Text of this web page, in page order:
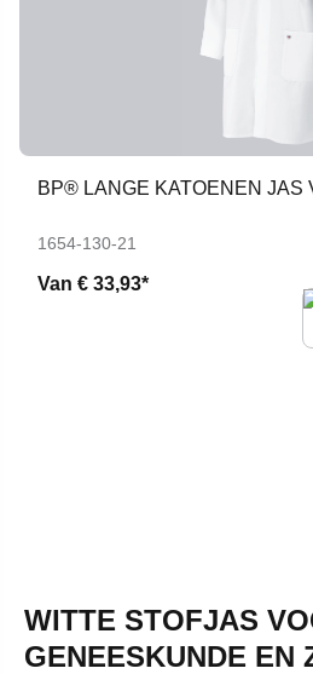
BP® LANGE KATOENEN JAS
1654-130-21
Van € 33,93*
WITTE STOFJAS
GENEESKUNDE EN